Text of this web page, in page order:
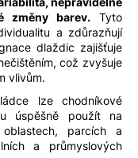
změny barev. Tyto
a zdůrazňují
dlaždic zajišťuje
což zvyšuje
vlivům.
lze chodníkové
úspěšně použít na
parcích a
a průmyslových